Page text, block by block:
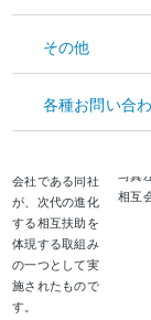
資金調達
経営サポート
その他
各種お問い合
300個を同社よ
ました。
このプロジェク
会社である同社
が、次代の進化
する相互扶助を
体現する取組み
の一つとして実
施されたもので
す。
写真
相互